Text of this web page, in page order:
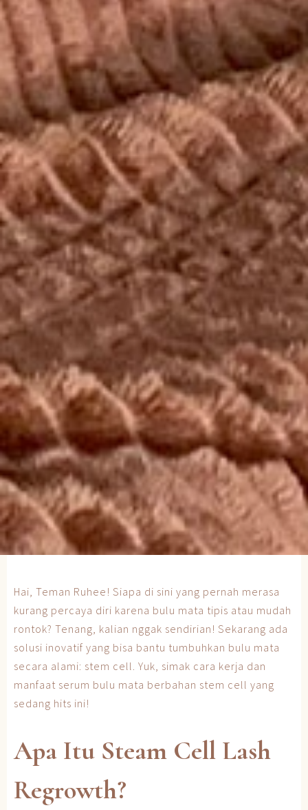
Hai, Teman Ruhee! Siapa di sini yang pernah merasa
kurang percaya diri karena bulu mata tipis atau mudah
rontok? Tenang, kalian nggak sendirian! Sekarang ada
solusi inovatif yang bisa bantu tumbuhkan bulu mata
secara alami: stem cell. Yuk, simak cara kerja dan
manfaat serum bulu mata berbahan stem cell yang
sedang hits ini!
Apa Itu Steam Cell Lash
Regrowth?